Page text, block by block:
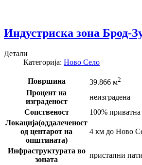
Индустриска зона Брод-
Детали
Категорија: Ново Село
Површина 39.866 м2
Процент на
изграденост
неизградена
Сопственост
100% приватна
Локација(оддалеченост
од центарот на
општината)
4 км до Ново
Инфраструктурата во
зоната
пристапни